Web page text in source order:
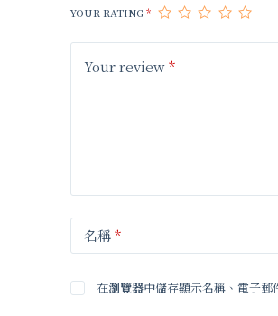
YOUR RATING*
Your review*
名稱*
在瀏覽器中儲存顯示名稱、電子郵